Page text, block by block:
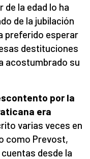
la edad lo ha
de la jubilación
preferido esperar
destituciones
acostumbrado su
por la
era
varias veces en
como Prevost,
desde la